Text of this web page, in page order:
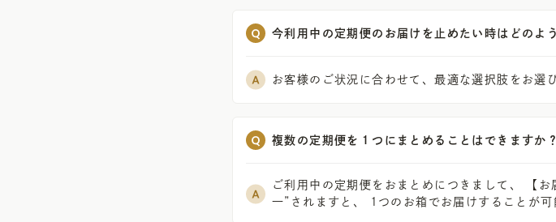
今利用中の定期便のお届けを止めたい時はどのよ
お客様のご状況に合わせて、最適な選択肢をお選
複数の定期便を１つにまとめることはできますか？
ご利用中の定期便をおまとめにつきまして、 【
一”されますと、 1つのお箱でお届けすることが可